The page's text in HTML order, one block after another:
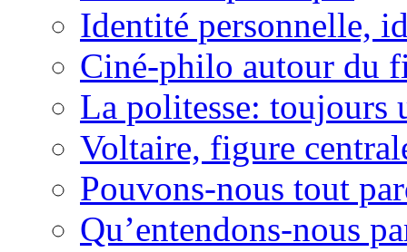
Identité personnelle,
Ciné-philo autour du
La politesse: toujours
Voltaire, figure
Pouvons-nous tout
Qu’entendons-nous